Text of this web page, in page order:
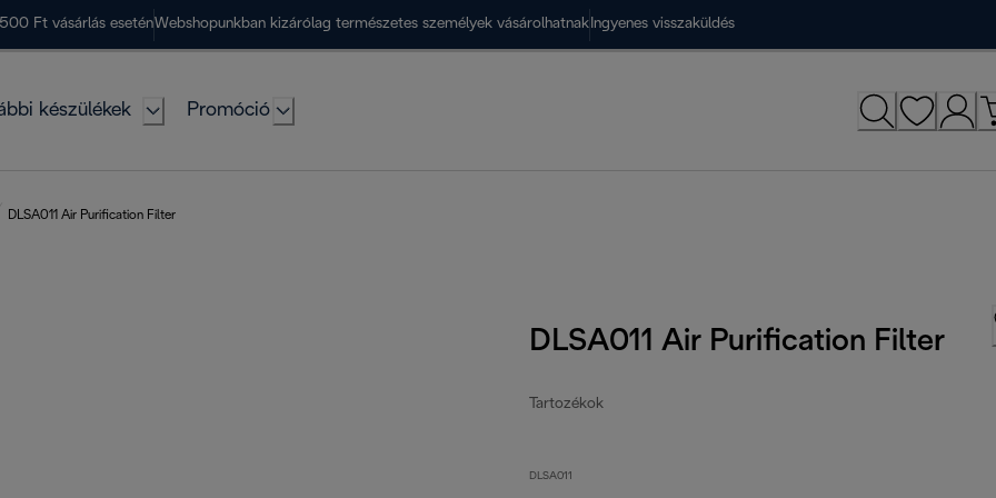
Ft vásárlás eseténWebshopunkban kizárólag természetes személyek vásárolhatnak Ingyenes visszaküldés
készülékek Promóció
DLSA011 Air Purification Filter
DLSA011 Air Purification Filter
Tartozékok
DLSA011